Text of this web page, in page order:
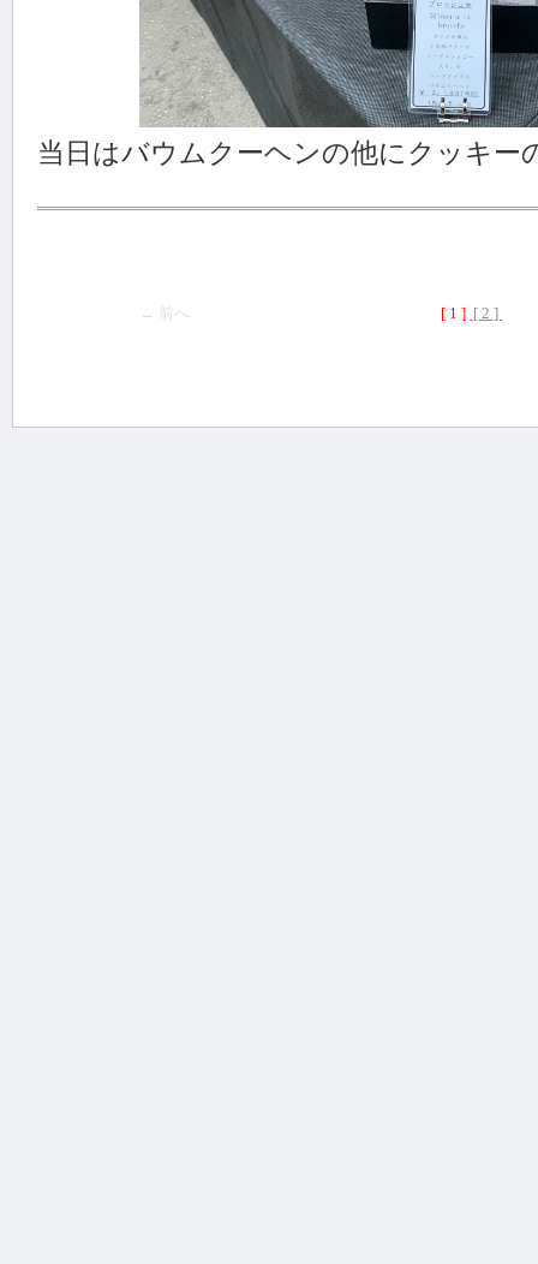
当日はバウムクーヘンの他にクッキー
← 前へ [ 1 ] [ 2 ]